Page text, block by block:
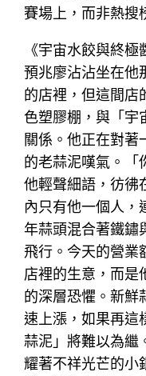
賽場上，而非熱搜
《宇宙水餃與終
預兆廖沾沾坐在他
的店裡，但這間店
色塑膠棚，與「宇
關係。他正在對著
的老蒜泥嘆氣。「
他輕聲細語，彷彿
內只有他一個人，
年蒜頭混合著鐵鏽
飛行。今天的營業
店裡的生意，而
的深層恐懼。新鮮
速上漲，如果再這
蒜泥」將難以為繼
耀著不祥光芒的小